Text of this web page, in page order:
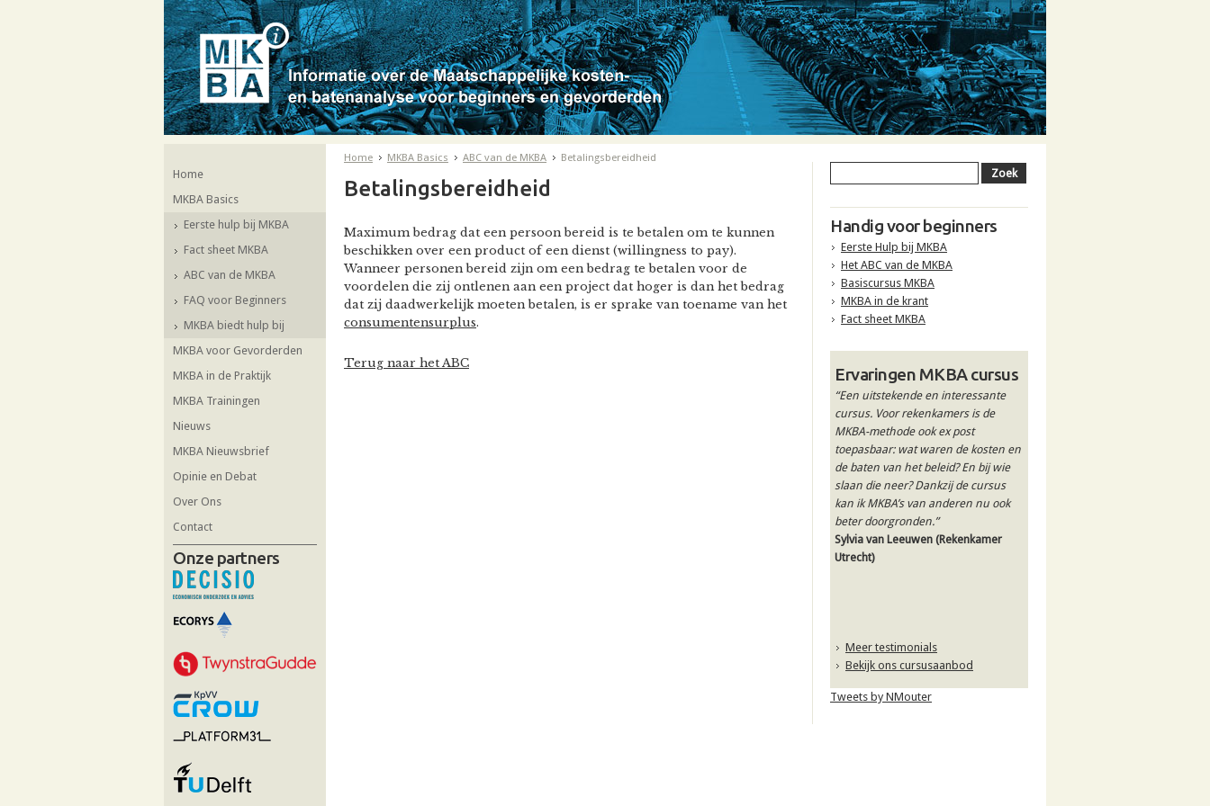
Home
MKBA Basics
Eerste hulp bij MKBA
Fact sheet MKBA
ABC van de MKBA
FAQ voor Beginners
MKBA biedt hulp bij
MKBA voor Gevorderden
MKBA in de Praktijk
MKBA Trainingen
Nieuws
MKBA Nieuwsbrief
Opinie en Debat
Over Ons
Contact
Onze partners
Home MKBA Basics ABC van de MKBA Betalingsbereidheid
Betalingsbereidheid
Maximum bedrag dat een persoon bereid is te betalen om te kunnen
beschikken over een product of een dienst (willingness to pay).
Wanneer personen bereid zijn om een bedrag te betalen voor de
voordelen die zij ontlenen aan een project dat hoger is dan het bedrag
dat zij daadwerkelijk moeten betalen, is er sprake van toename van het
consumentensurplus.
Terug naar het ABC
Handig voor beginners
Eerste Hulp bij MKBA
Het ABC van de MKBA
Basiscursus MKBA
MKBA in de krant
Fact sheet MKBA
Ervaringen MKBA cursus
“Een uitstekende en interessante
cursus. Voor rekenkamers is de
MKBA-methode ook ex post
toepasbaar: wat waren de kosten en
de baten van het beleid? En bij wie
slaan die neer? Dankzij de cursus
kan ik MKBA’s van anderen nu ook
beter doorgronden.”
Sylvia van Leeuwen (Rekenkamer
Utrecht)
Meer testimonials
Bekijk ons cursusaanbod
Tweets by NMouter